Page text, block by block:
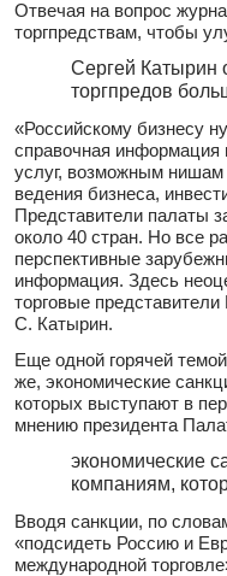
Отвечая на вопрос
торгпредствам, чтобы
Сергей Катырин
торгпредов
«Российскому бизнесу
справочная
услуг, возможным нишам
ведения бизнеса,
Представители палаты
около 40 стран. Но все
перспективные
информация. Здесь
торговые
С. Катырин.
Еще одной горячей
же, экономические
которых выступают в
мнению президента
экономические
компаниям,
Вводя санкции, по
«подсидеть Россию и
международной